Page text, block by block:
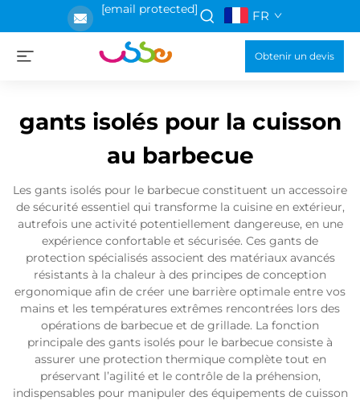
[email protected] FR
Obtenir un devis
gants isolés pour la cuisson
au barbecue
Les gants isolés pour le barbecue constituent un accessoire
de sécurité essentiel qui transforme la cuisine en extérieur,
autrefois une activité potentiellement dangereuse, en une
expérience confortable et sécurisée. Ces gants de
protection spécialisés associent des matériaux avancés
résistants à la chaleur à des principes de conception
ergonomique afin de créer une barrière optimale entre vos
mains et les températures extrêmes rencontrées lors des
opérations de barbecue et de grillade. La fonction
principale des gants isolés pour le barbecue consiste à
assurer une protection thermique complète tout en
préservant l’agilité et le contrôle de la préhension,
indispensables pour manipuler des équipements de cuisson